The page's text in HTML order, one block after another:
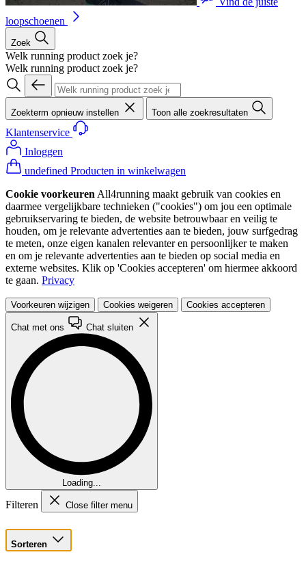
loopschoenen
Zoek
Welk running product zoek je?
Welk running product zoek je?
Zoekterm opnieuw instellen Toon alle zoekresultaten
Klantenservice
Inloggen
undefined Producten in winkelwagen
Cookie voorkeuren All4running maakt gebruik van cookies en
daarmee vergelijkbare technieken ("cookies") om jou een optimale
gebruikservaring te bieden, de website betrouwbaar en veilig te
houden, om je relevante advertenties aan te bieden, jouw surfgedrag
te meten, onze eigen kanalen relevanter en persoonlijker te maken
en om je relevante advertenties aan te bieden op social media en
externe websites. Klik op 'Cookies accepteren' om hiermee akkoord
te gaan. Privacy
Voorkeuren wijzigen Cookies weigeren Cookies accepteren
Chat met ons Chat sluiten
Loading...
Filteren Close filter menu
Sorteren